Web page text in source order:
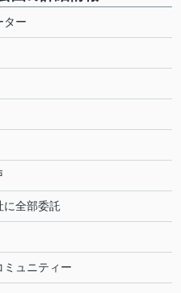
ター
に全部委託
ミュニティー